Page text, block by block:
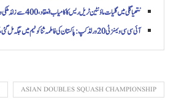
نتھیا گلی میں گلیات ماؤنٹین ٹریل ریس کا کامیاب انعقاد، 400 سے زائد ملکی و غیر ملکی رنرز کی شرکت، مختلف کیٹیگریز کے فاتحین کا اعلان
آئی سی سی ویمنز ٹی20 ورلڈ کپ: پاکستان کی فاطمہ ثنا کو ٹیم میں جگہ مل گئی، آسٹریلیا کی سوفی میلینیکس کپتان مقرر
ASIAN DOUBLES SQUASH CHAMPIONSHIP